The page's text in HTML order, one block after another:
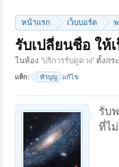
หน้าแรก เว็บบอร์ด
รับเปลี่ยนชื่อ ให้
ในห้อง 'บริการรับดูดวง' ตั้งกร
แท็ก: ทำบุญ แก้ไข
รับ
ที่ไ